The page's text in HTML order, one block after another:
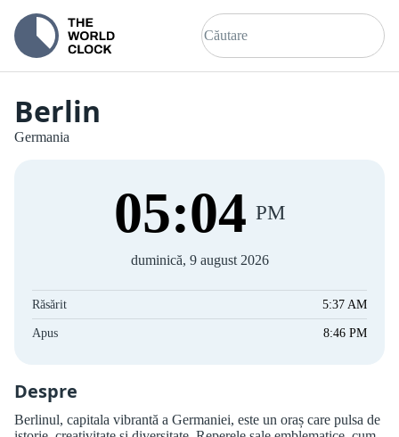
Berlin
Germania
05:04 PM
duminică, 9 august 2026
Răsărit 5:37 AM
Apus 8:46 PM
Despre
Berlinul, capitala vibrantă a Germaniei, este un oraș care pulsa de